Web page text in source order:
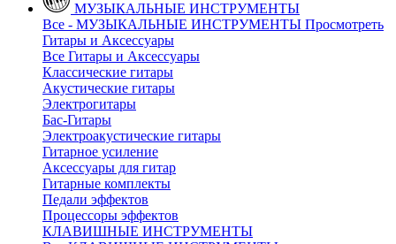
МУЗЫКАЛЬНЫЕ ИНСТРУМЕНТЫ
Все - МУЗЫКАЛЬНЫЕ ИНСТРУМЕНТЫ Просмотреть
Гитары и Аксессуары
Все Гитары и Аксессуары
Классические гитары
Акустические гитары
Электрогитары
Бас-Гитары
Электроакустические гитары
Гитарное усиление
Аксессуары для гитар
Гитарные комплекты
Педали эффектов
Процессоры эффектов
КЛАВИШНЫЕ ИНСТРУМЕНТЫ